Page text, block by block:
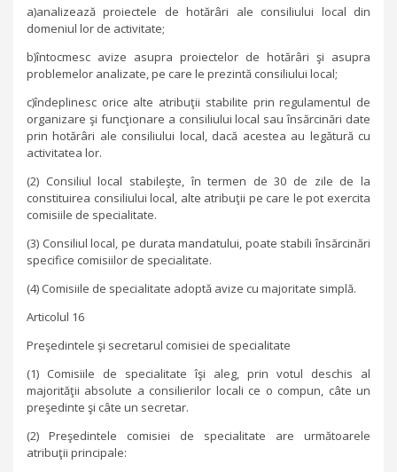
a)analizează proiectele de hotărâri ale consiliului local din
domeniul lor de activitate;
b)întocmesc avize asupra proiectelor de hotărâri şi asupra
problemelor analizate, pe care le prezintă consiliului local;
c)îndeplinesc orice alte atribuţii stabilite prin regulamentul de
organizare şi funcţionare a consiliului local sau însărcinări date
prin hotărâri ale consiliului local, dacă acestea au legătură cu
activitatea lor.
(2) Consiliul local stabileşte, în termen de 30 de zile de la
constituirea consiliului local, alte atribuţii pe care le pot exercita
comisiile de specialitate.
(3) Consiliul local, pe durata mandatului, poate stabili însărcinări
specifice comisiilor de specialitate.
(4) Comisiile de specialitate adoptă avize cu majoritate simplă.
Articolul 16
Preşedintele şi secretarul comisiei de specialitate
(1) Comisiile de specialitate îşi aleg, prin votul deschis al
majorităţii absolute a consilierilor locali ce o compun, câte un
preşedinte şi câte un secretar.
(2) Preşedintele comisiei de specialitate are următoarele
atribuţii principale: